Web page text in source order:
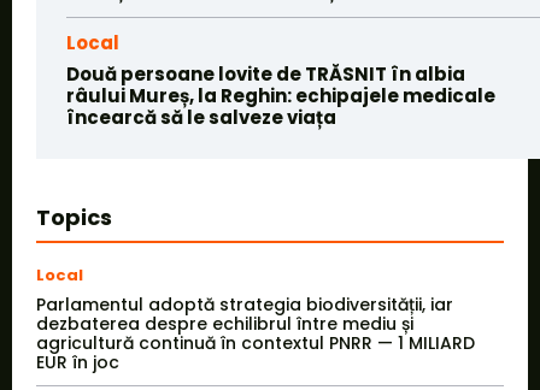
Local
Două persoane lovite de TRĂSNIT în albia
râului Mureș, la Reghin: echipajele medicale
încearcă să le salveze viața
Topics
Local
Parlamentul adoptă strategia biodiversității, iar
dezbaterea despre echilibrul între mediu și
agricultură continuă în contextul PNRR — 1 MILIARD
EUR în joc